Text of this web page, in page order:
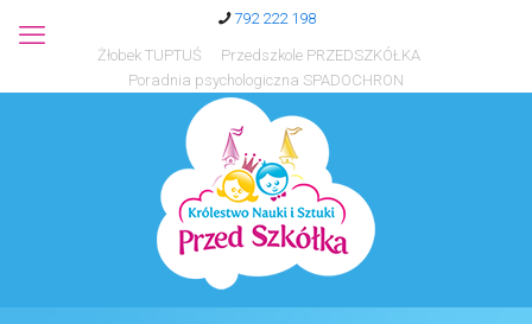
792 222 198
Żłobek TUPTUŚ
Przedszkole PRZEDSZKÓŁKA
Poradnia psychologiczna SPADOCHRON